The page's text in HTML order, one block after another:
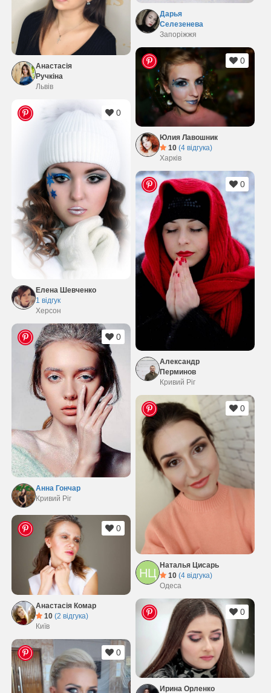
Дарья
Селезенева
Запоріжжя
Анастасія
Ручкіна
Львів
Юлия Лавошник
10 (4 відгука)
Харків
0
Елена Шевченко
1 відгук
Херсон
0
Александр
Перминов
Кривий Ріг
0
Анна Гончар
Кривий Ріг
0
НЦ
Наталья Цисарь
10 (4 відгука)
Одеса
0
Анастасія Комар
10 (2 відгука)
Київ
0
Ирина Орленко
0
0